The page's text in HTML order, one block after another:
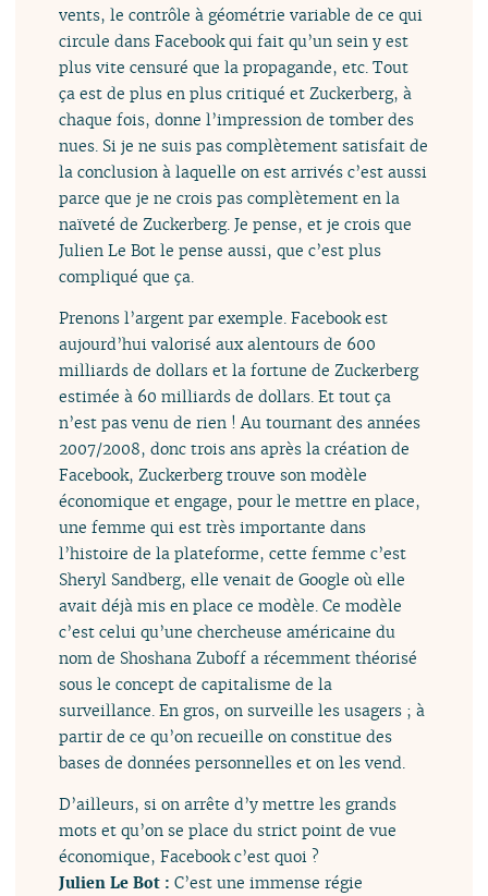
vents, le contrôle à géométrie variable de ce qui
circule dans Facebook qui fait qu’un sein y est
plus vite censuré que la propagande, etc. Tout
ça est de plus en plus critiqué et Zuckerberg, à
chaque fois, donne l’impression de tomber des
nues. Si je ne suis pas complètement satisfait de
la conclusion à laquelle on est arrivés c’est aussi
parce que je ne crois pas complètement en la
naïveté de Zuckerberg. Je pense, et je crois que
Julien Le Bot le pense aussi, que c’est plus
compliqué que ça.
Prenons l’argent par exemple. Facebook est
aujourd’hui valorisé aux alentours de 600
milliards de dollars et la fortune de Zuckerberg
estimée à 60 milliards de dollars. Et tout ça
n’est pas venu de rien ! Au tournant des années
2007/2008, donc trois ans après la création de
Facebook, Zuckerberg trouve son modèle
économique et engage, pour le mettre en place,
une femme qui est très importante dans
l’histoire de la plateforme, cette femme c’est
Sheryl Sandberg, elle venait de Google où elle
avait déjà mis en place ce modèle. Ce modèle
c’est celui qu’une chercheuse américaine du
nom de Shoshana Zuboff a récemment théorisé
sous le concept de capitalisme de la
surveillance. En gros, on surveille les usagers ; à
partir de ce qu’on recueille on constitue des
bases de données personnelles et on les vend.
D’ailleurs, si on arrête d’y mettre les grands
mots et qu’on se place du strict point de vue
économique, Facebook c’est quoi ?
Julien Le Bot :C’est une immense régie